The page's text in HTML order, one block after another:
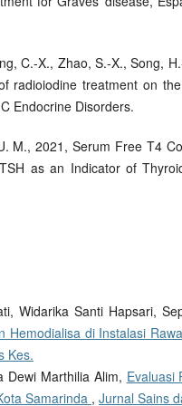
C.-X., Zhao, S.-X., Song,
radioiodine treatment on
Endocrine Disorders.
M., 2021, Serum Free T4
as an Indicator of
Widarika Santi Hapsari,
Hemodialisa di Instalasi
Kes.
Dewi Marthilia Alim, Evaluasi
Samarinda , Jurnal Sains